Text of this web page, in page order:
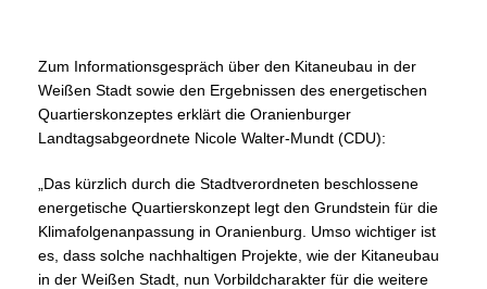
Zum Informationsgespräch über den Kitaneubau in der
Weißen Stadt sowie den Ergebnissen des energetischen
Quartierskonzeptes erklärt die Oranienburger
Landtagsabgeordnete Nicole Walter-Mundt (CDU):
Das kürzlich durch die Stadtverordneten beschlossene
energetische Quartierskonzept legt den Grundstein für die
Klimafolgenanpassung in Oranienburg. Umso wichtiger ist
es, dass solche nachhaltigen Projekte, wie der Kitaneubau
in der Weißen Stadt, nun Vorbildcharakter für die weitere